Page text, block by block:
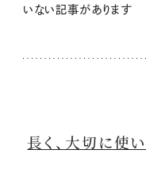
いない記事があります
長く、大切に使